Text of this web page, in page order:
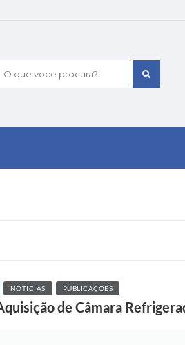
que voce procura?
NOTICIAS PUBLICAÇÕES
de Câmara